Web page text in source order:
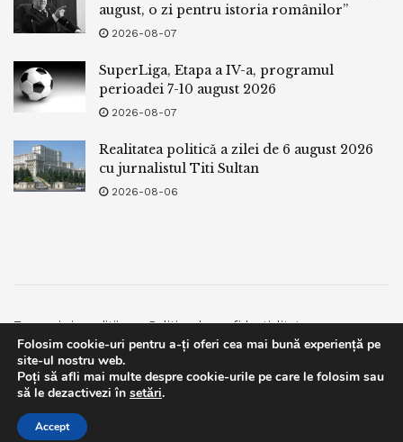
august, o zi pentru istoria românilor”
2026-08-07
SuperLiga, Etapa a IV-a, programul
perioadei 7-10 august 2026
2026-08-07
Realitatea politică a zilei de 6 august 2026
cu jurnalistul Titi Sultan
2026-08-06
Termeni si conditii
Politica de confidentialitate
Facebook
Contact
© 2019bpnews- Business & Politics Newsbpnews.
Folosim cookie-uri pentru a-ți oferi cea mai bună experiență pe
site-ul nostru web.
Poți să afli mai multe despre cookie-urile pe care le folosim sau
să le dezactivezi în setări.
Accept
This website uses GDPR cookies. By continuing to use this
website you are giving consent to cookies being used. Visit our
Privacy and Cookie Policy